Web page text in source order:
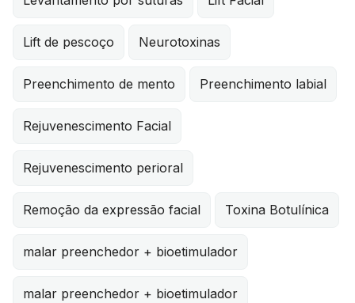
Lift de pescoço Neurotoxinas
Preenchimento de mento Preenchimento labial
Rejuvenescimento Facial
Rejuvenescimento perioral
Remoção da expressão facial Toxina Botulínica
malar preenchedor + bioetimulador
malar preenchedor + bioetimulador